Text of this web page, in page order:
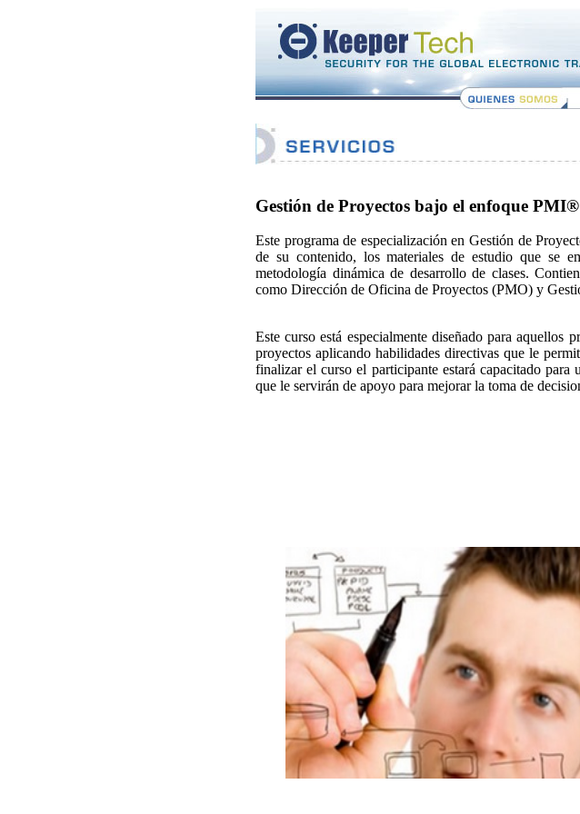
Gestión de Proyectos bajo el enfoque PMI®
Este programa de especialización en Gestión de
de su contenido, los materiales de estudio que se
metodología dinámica de desarrollo de clases.
como Dirección de Oficina de Proyectos (PMO) y
Este curso está especialmente diseñado para aquellos
proyectos aplicando habilidades directivas que le
finalizar el curso el participante estará capacitado para
que le servirán de apoyo para mejorar la toma de